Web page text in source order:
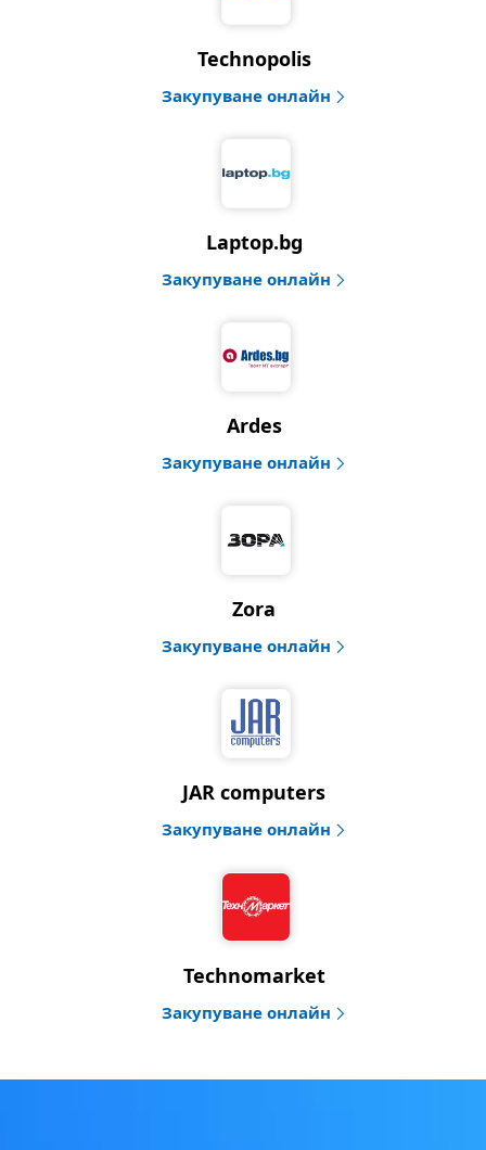
Technopolis
Закупуване онлайн
Laptop.bg
Закупуване онлайн
Ardes
Закупуване онлайн
Zora
Закупуване онлайн
JAR computers
Закупуване онлайн
Technomarket
Закупуване онлайн